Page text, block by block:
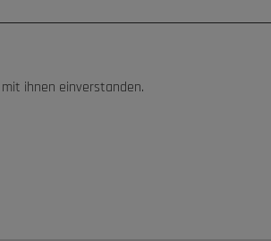
ihnen einverstanden.